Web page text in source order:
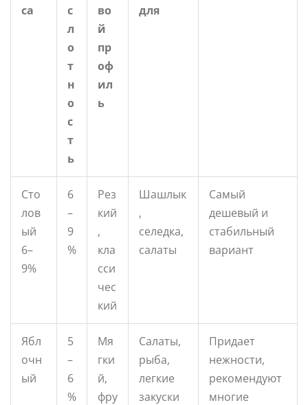
са
с
л
о
т
н
о
с
т
ь
во
й
пр
оф
ил
ь
для
Сто
лов
ый
6–
9%
6
–
9
%
Рез
кий
,
кла
сси
чес
кий
Шашлык
,
селедка,
салаты
Самый
дешевый и
стабильный
вариант
Ябл
очн
ый
5
–
6
%
Мя
гки
й,
фру
Салаты,
рыба,
легкие
закуски
Придает
нежности,
рекомендуют
многие